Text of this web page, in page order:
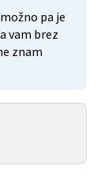
pa je
vam brez
znam